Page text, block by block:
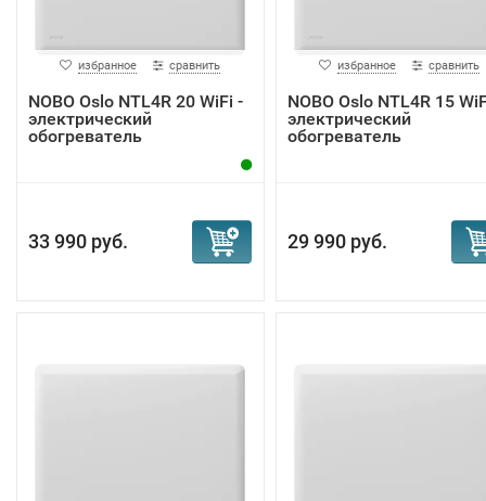
избранное сравнить
NOBO Oslo NTL4R 20 WiFi -
электрический
обогреватель
33 990 руб.
избранное сравнить
NOBO Oslo NTL4R 15
электрический
обогреватель
29 990 руб.